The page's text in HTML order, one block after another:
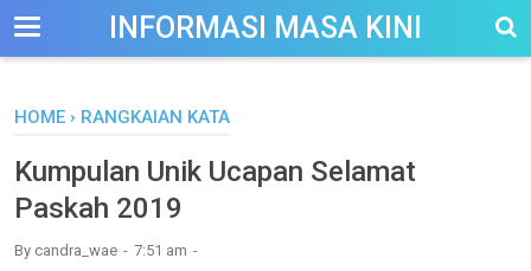
--> INFORMASI MASA KINI
HOME › RANGKAIAN KATA
Kumpulan Unik Ucapan Selamat
Paskah 2019
By candra_wae 7:51 am